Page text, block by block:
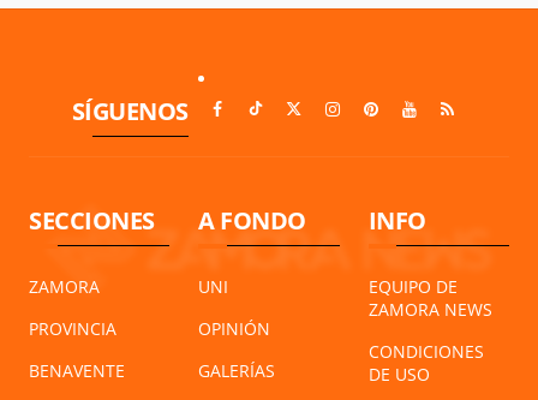
SÍGUENOS
SECCIONES
ZAMORA
PROVINCIA
BENAVENTE
A FONDO
UNI
OPINIÓN
GALERÍAS
INFO
EQUIPO DE
ZAMORA NEWS
CONDICIONES
DE USO